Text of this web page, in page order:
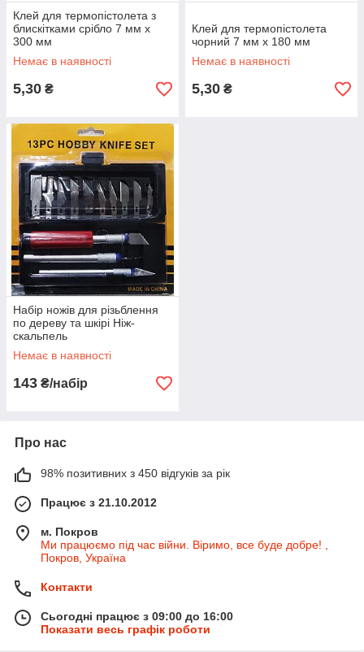
Клей для термопістолета з
блискітками срібло 7 мм х
300 мм
Немає в наявності
5,30 ₴
Клей для термопістолета
чорний 7 мм х 180 мм
Немає в наявності
5,30 ₴
Набір ножів для різьблення
по дереву та шкірі Ніж-
скальпель
Немає в наявності
143 ₴/набір
Про нас
98% позитивних з 450 відгуків за рік
Працює з 21.10.2012
м. Покров
Ми працюємо під час війни. Віримо, все буде добре! ,
Покров, Україна
Контакти
Сьогодні працює з 09:00 до 16:00
Показати весь графік роботи